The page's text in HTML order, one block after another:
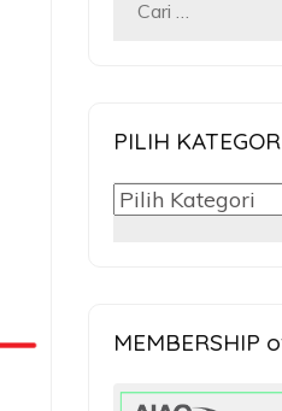
Cari
PILIH
PILIH
MEMBERSHIP